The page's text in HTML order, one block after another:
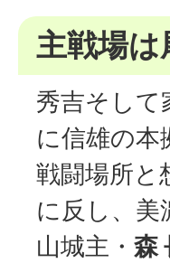
主戦場は
秀吉そして
に信雄の本
戦闘場所と
に反し、美
山城主・ 森